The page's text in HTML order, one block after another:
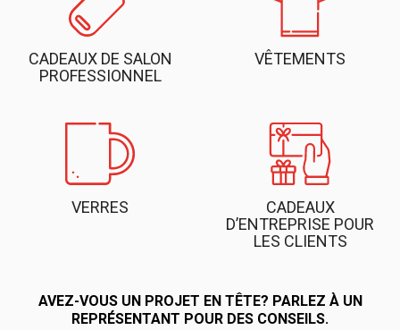
CADEAUX DE SALON
PROFESSIONNEL
VÊTEMENTS
VERRES
CADEAUX
D’ENTREPRISE POUR
LES CLIENTS
AVEZ-VOUS UN PROJET EN TÊTE? PARLEZ À UN
REPRÉSENTANT POUR DES CONSEILS.